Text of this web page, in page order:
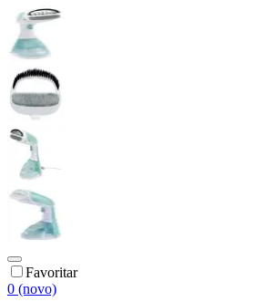
Favoritar
0 (novo)